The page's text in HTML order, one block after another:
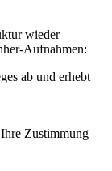
wieder
Aufnahmen:
ab und erhebt
Zustimmung